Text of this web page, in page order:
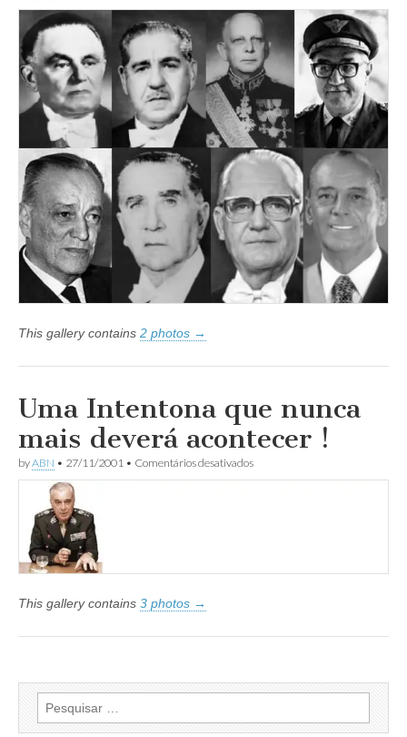
Armadas
Divulgam
Ordem
do
Dia
Alusiva
ao
31
de
Março
de
This gallery contains 2 photos →
Uma Intentona que nunca
mais deverá acontecer !
byABN • 27/11/2001 • Comentários desativadosem
Uma
!
This gallery contains 3 photos →
Pesquisar
por: